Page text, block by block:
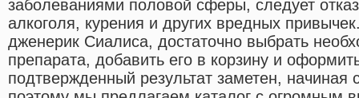
заболеваниями половой сферы, следует
алкоголя, курения и других вредных
дженерик Сиалиса, достаточно выбрать
препарата, добавить его в корзину и
подтвержденный результат заметен,